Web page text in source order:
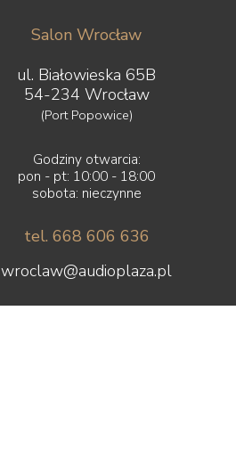
Salon Wrocław
ul. Białowieska 65B
54-234 Wrocław
(Port Popowice)
Godziny otwarcia:
pon - pt: 10:00 - 18:00
sobota: nieczynne
tel. 668 606 636
wroclaw@audioplaza.pl